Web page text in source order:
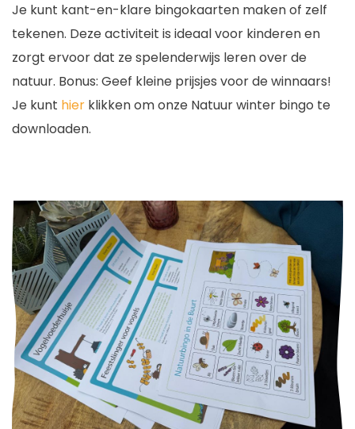
Je kunt kant-en-klare bingokaarten maken of zelf
tekenen. Deze activiteit is ideaal voor kinderen en
zorgt ervoor dat ze spelenderwijs leren over de
natuur. Bonus: Geef kleine prijsjes voor de winnaars!
Je kunt hier klikken om onze Natuur winter bingo te
downloaden.